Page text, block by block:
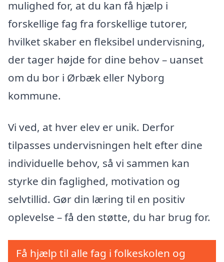
mulighed for, at du kan få hjælp i
forskellige fag fra forskellige tutorer,
hvilket skaber en fleksibel undervisning,
der tager højde for dine behov – uanset
om du bor i Ørbæk eller Nyborg
kommune.
Vi ved, at hver elev er unik. Derfor
tilpasses undervisningen helt efter dine
individuelle behov, så vi sammen kan
styrke din faglighed, motivation og
selvtillid. Gør din læring til en positiv
oplevelse – få den støtte, du har brug for.
Få hjælp til alle fag i folkeskolen og